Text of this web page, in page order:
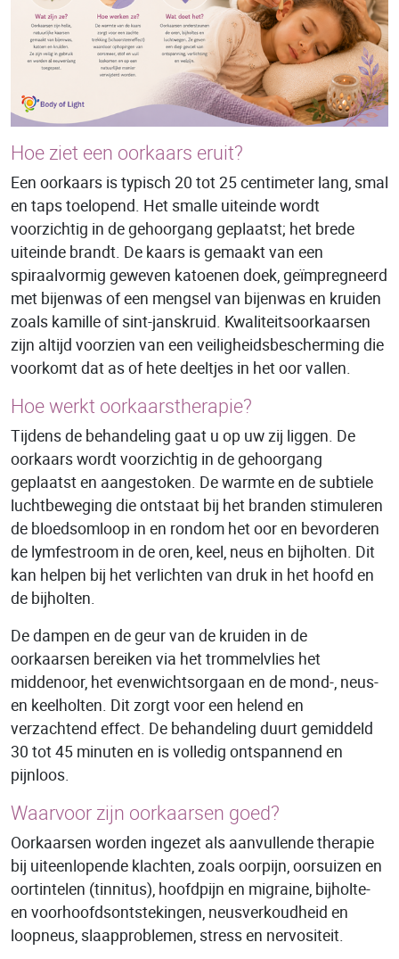
Hoe ziet een oorkaars eruit?
Een oorkaars is typisch 20 tot 25 centimeter lang, smal
en taps toelopend. Het smalle uiteinde wordt
voorzichtig in de gehoorgang geplaatst; het brede
uiteinde brandt. De kaars is gemaakt van een
spiraalvormig geweven katoenen doek, geïmpregneerd
met bijenwas of een mengsel van bijenwas en kruiden
zoals kamille of sint-janskruid. Kwaliteitsoorkaarsen
zijn altijd voorzien van een veiligheidsbescherming die
voorkomt dat as of hete deeltjes in het oor vallen.
Hoe werkt oorkaarstherapie?
Tijdens de behandeling gaat u op uw zij liggen. De
oorkaars wordt voorzichtig in de gehoorgang
geplaatst en aangestoken. De warmte en de subtiele
luchtbeweging die ontstaat bij het branden stimuleren
de bloedsomloop in en rondom het oor en bevorderen
de lymfestroom in de oren, keel, neus en bijholten. Dit
kan helpen bij het verlichten van druk in het hoofd en
de bijholten.
De dampen en de geur van de kruiden in de
oorkaarsen bereiken via het trommelvlies het
middenoor, het evenwichtsorgaan en de mond-, neus-
en keelholten. Dit zorgt voor een helend en
verzachtend effect. De behandeling duurt gemiddeld
30 tot 45 minuten en is volledig ontspannend en
pijnloos.
Waarvoor zijn oorkaarsen goed?
Oorkaarsen worden ingezet als aanvullende therapie
bij uiteenlopende klachten, zoals oorpijn, oorsuizen en
oortintelen (tinnitus), hoofdpijn en migraine, bijholte-
en voorhoofdsontstekingen, neusverkoudheid en
loopneus, slaapproblemen, stress en nervositeit.